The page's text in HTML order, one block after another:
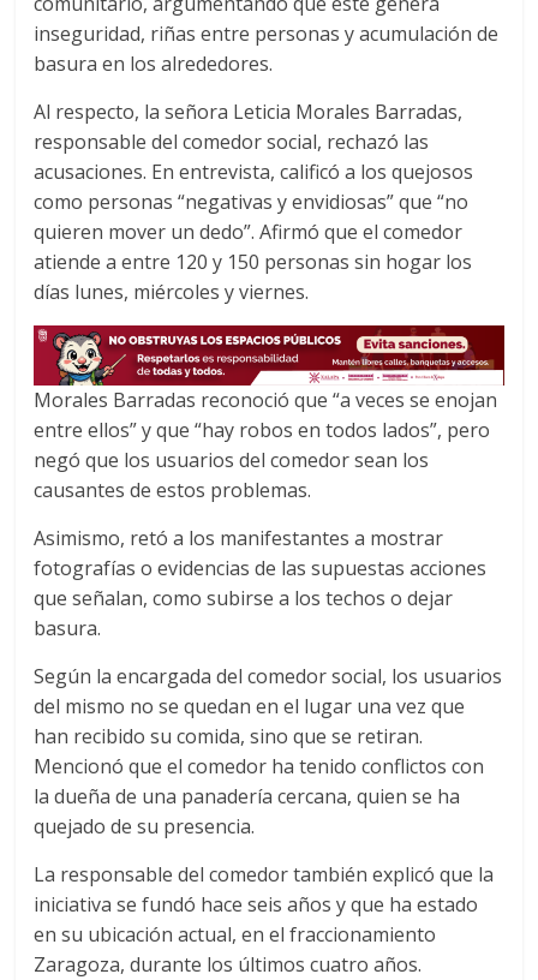
o
o
e
r
A
p
inseguridad, riñas entre personas y acumulación de
basura en los alrededores.
Al respecto, la señora Leticia Morales Barradas,
responsable del comedor social, rechazó las
acusaciones. En entrevista, calificó a los quejosos
como personas “negativas y envidiosas” que “no
quieren mover un dedo”. Afirmó que el comedor
atiende a entre 120 y 150 personas sin hogar los
días lunes, miércoles y viernes.
Morales Barradas reconoció que “a veces se enojan
entre ellos” y que “hay robos en todos lados”, pero
negó que los usuarios del comedor sean los
causantes de estos problemas.
Asimismo, retó a los manifestantes a mostrar
fotografías o evidencias de las supuestas acciones
que señalan, como subirse a los techos o dejar
basura.
Según la encargada del comedor social, los usuarios
del mismo no se quedan en el lugar una vez que
han recibido su comida, sino que se retiran.
Mencionó que el comedor ha tenido conflictos con
la dueña de una panadería cercana, quien se ha
quejado de su presencia.
La responsable del comedor también explicó que la
iniciativa se fundó hace seis años y que ha estado
en su ubicación actual, en el fraccionamiento
Zaragoza, durante los últimos cuatro años.